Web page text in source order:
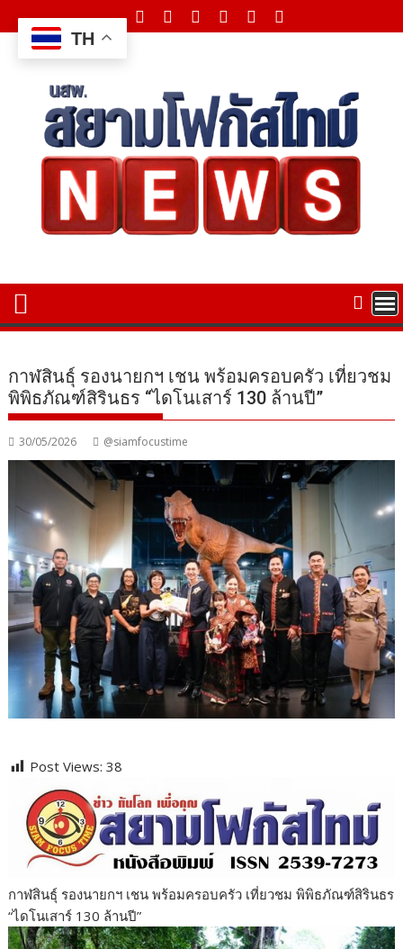
to
content
กาฬสินธุ์ รองนายกฯ เชน พร้อมครอบครัว เที่ยวชม
พิพิธภัณฑ์สิรินธร “ไดโนเสาร์ 130 ล้านปี”
30/05/2026 @siamfocustime
Post Views: 38
กาฬสินธุ์ รองนายกฯ เชน พร้อมครอบครัว เที่ยวชม พิพิธภัณฑ์สิรินธร
“ไดโนเสาร์ 130 ล้านปี”
TH